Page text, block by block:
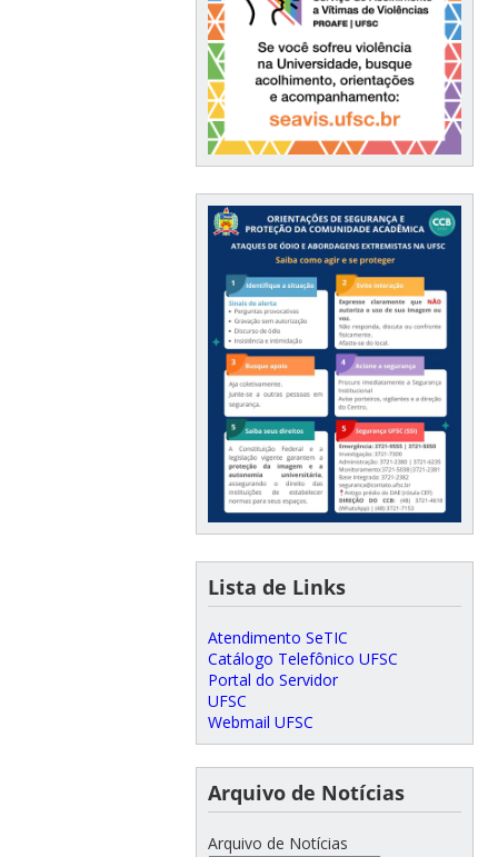
Lista de Links
Atendimento SeTIC
Catálogo Telefônico UFSC
Portal do Servidor
UFSC
Webmail UFSC
Arquivo de Notícias
Arquivo de Notícias